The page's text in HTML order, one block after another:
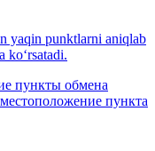
yaqin punktlarni aniqlab
ko‘rsatadi.
пункты обмена
пункта